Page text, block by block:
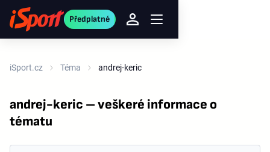
Předplatné
iSport.cz Téma andrej-keric
andrej-keric – veškeré informace o
tématu